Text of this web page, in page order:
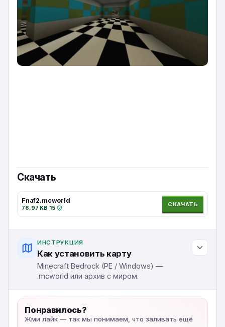
Скачать
Fnaf2.mcworld
76.97 KB·15·
СКАЧАТЬ
ИНСТРУКЦИЯ
Как установить карту
Minecraft Bedrock (PE / Windows) —
.mcworld или архив с миром.
Понравилось?
Жми лайк — так мы понимаем, что заливать ещё